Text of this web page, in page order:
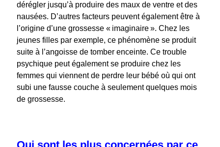
dérégler jusqu’à produire des maux de ventre et des
nausées. D’autres facteurs peuvent également être à
l’origine d’une grossesse « imaginaire ». Chez les
jeunes filles par exemple, ce phénomène se produit
suite à l’angoisse de tomber enceinte. Ce trouble
psychique peut également se produire chez les
femmes qui viennent de perdre leur bébé où qui ont
subi une fausse couche à seulement quelques mois
de grossesse.